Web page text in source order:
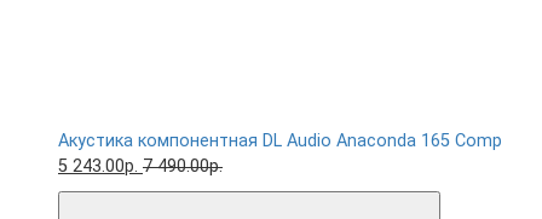
Акустика компонентная DL Audio Anaconda 165 Comp
5 243.00р. 7 490.00р.